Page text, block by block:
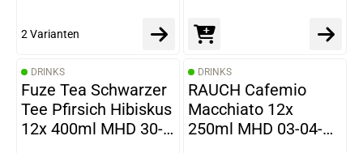
2 Varianten
DRINKS
Fuze Tea Schwarzer
Tee Pfirsich Hibiskus
12x 400ml MHD 30-
DRINKS
RAUCH Cafemio
Macchiato 12x
250ml MHD 03-04-